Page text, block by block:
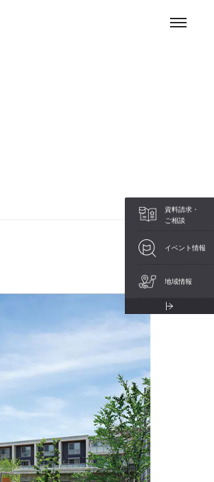
資料請求・
ご相談
イベント情報
地域情報